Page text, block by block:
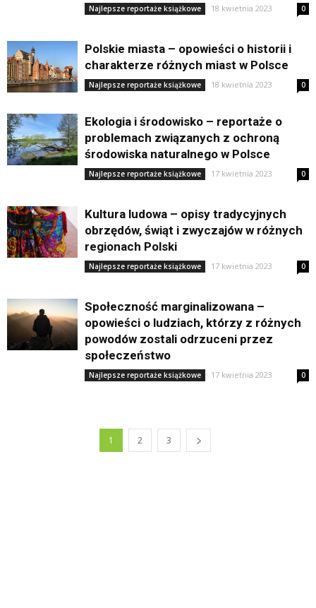
Najlepsze reportaże książkowe 18 kwietnia 2023 0
Polskie miasta – opowieści o historii i
charakterze różnych miast w Polsce
Najlepsze reportaże książkowe 18 kwietnia 2023 0
Ekologia i środowisko – reportaże o
problemach związanych z ochroną
środowiska naturalnego w Polsce
Najlepsze reportaże książkowe 17 kwietnia 2023 0
Kultura ludowa – opisy tradycyjnych
obrzędów, świąt i zwyczajów w różnych
regionach Polski
Najlepsze reportaże książkowe 17 kwietnia 2023 0
Społeczność marginalizowana –
opowieści o ludziach, którzy z różnych
powodów zostali odrzuceni przez
społeczeństwo
Najlepsze reportaże książkowe 17 kwietnia 2023 0
1 2 3